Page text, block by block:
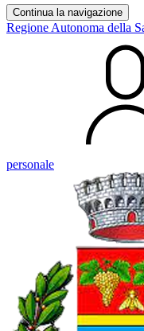
Continua la navigazione
Regione Autonoma della
personale